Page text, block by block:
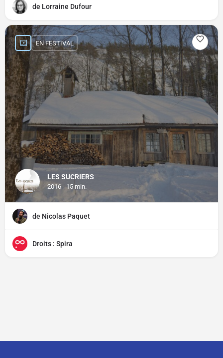
de Lorraine Dufour
LES SUCRIERS
2016 - 15 min.
EN FESTIVAL
de Nicolas Paquet
Droits : Spira